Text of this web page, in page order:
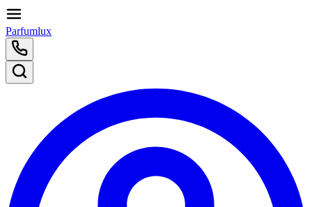
Parfumlux